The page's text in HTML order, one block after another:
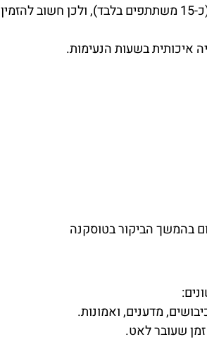
הסיור מתקיים לאורך כל השנה, אך מספר המקומות בכל קבוצה מוגבל במיוחד (כ-15 משתתפים בלבד), ולכן חשוב להזמין
בהמשך הביקור בטוסקנה
מדענים, ואמונות.
זמן שעובר לאט.